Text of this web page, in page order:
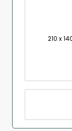
210 x